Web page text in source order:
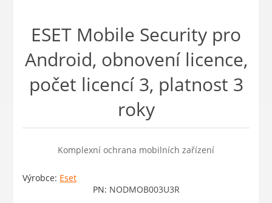
ESET Mobile Security pro
Android, obnovení licence,
počet licencí 3, platnost 3
roky
Komplexní ochrana mobilních zařízení
Výrobce: Eset
PN: NODMOB003U3R